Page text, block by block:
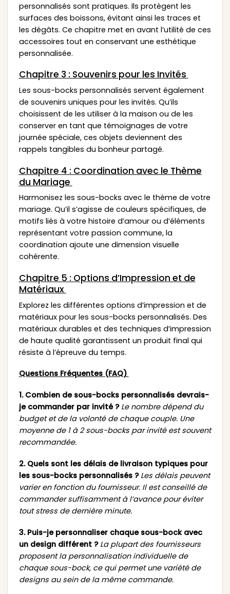
personnalisés sont pratiques. Ils protègent les
surfaces des boissons, évitant ainsi les traces et
les dégâts. Ce chapitre met en avant l’utilité de ces
accessoires tout en conservant une esthétique
personnalisée.
Chapitre 3 : Souvenirs pour les Invités
Les sous-bocks personnalisés servent également
de souvenirs uniques pour les invités. Qu’ils
choisissent de les utiliser à la maison ou de les
conserver en tant que témoignages de votre
journée spéciale, ces objets deviennent des
rappels tangibles du bonheur partagé.
Chapitre 4 : Coordination avec le Thème
du Mariage
Harmonisez les sous-bocks avec le thème de votre
mariage. Qu’il s’agisse de couleurs spécifiques, de
motifs liés à votre histoire d’amour ou d’éléments
représentant votre passion commune, la
coordination ajoute une dimension visuelle
cohérente.
Chapitre 5 : Options d’Impression et de
Matériaux
Explorez les différentes options d’impression et de
matériaux pour les sous-bocks personnalisés. Des
matériaux durables et des techniques d’impression
de haute qualité garantissent un produit final qui
résiste à l’épreuve du temps.
Questions Fréquentes (FAQ)
1. Combien de sous-bocks personnalisés devrais-
je commander par invité ? Le nombre dépend du
budget et de la volonté de chaque couple. Une
moyenne de 1 à 2 sous-bocks par invité est souvent
recommandée.
2. Quels sont les délais de livraison typiques pour
les sous-bocks personnalisés ? Les délais peuvent
varier en fonction du fournisseur. Il est conseillé de
commander suffisamment à l’avance pour éviter
tout stress de dernière minute.
3. Puis-je personnaliser chaque sous-bock avec
un design différent ? La plupart des fournisseurs
proposent la personnalisation individuelle de
chaque sous-bock, ce qui permet une variété de
designs au sein de la même commande.